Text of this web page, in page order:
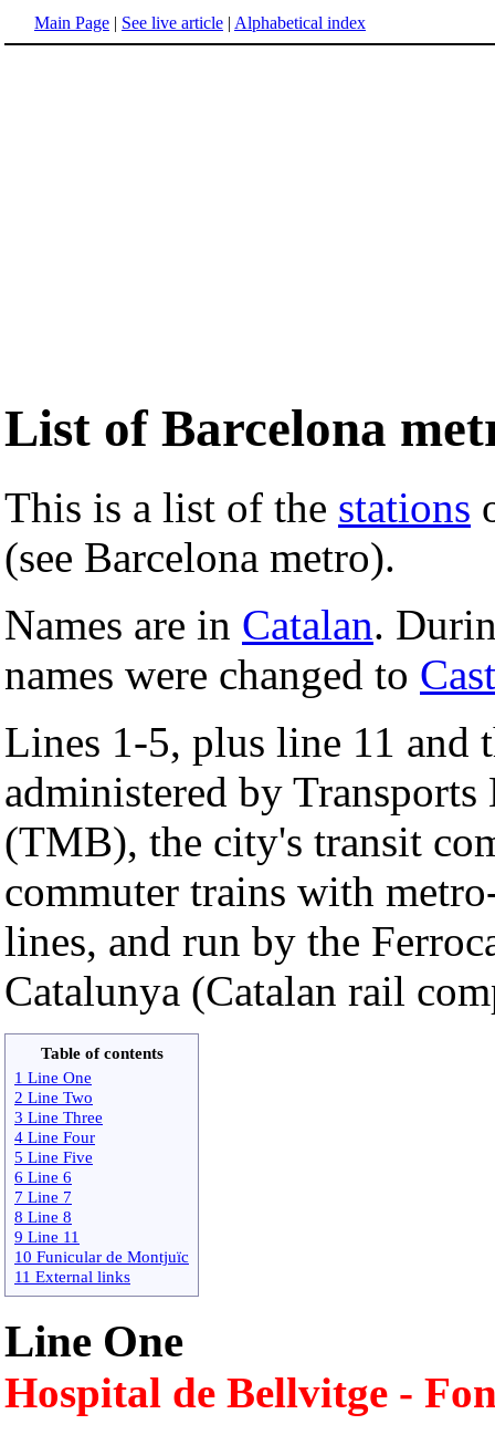
Main Page | See live article | Alphabetical index
List of Barcelona
This is a list of the stations
(see Barcelona metro).
Names are in Catalan.
names were changed to
Lines 1-5, plus line 11 and
administered by
(TMB), the city's transit
commuter trains with
lines, and run by the
Catalunya (Catalan rail
Table of contents
1 Line One
2 Line Two
3 Line Three
4 Line Four
5 Line Five
6 Line 6
7 Line 7
8 Line 8
9 Line 11
10 Funicular de Montjuïc
11 External links
Line One
Hospital de Bellvitge -